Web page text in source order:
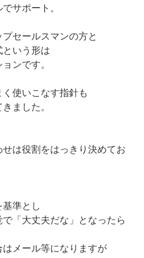
サポート。
セールスマンの方と
いう形は
ンです。
使いこなす指針も
ました。
せは役割をはっきり決めてお
準とし
「大丈夫だな」となったら
メール等になりますが